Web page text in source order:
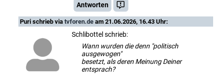
Antworten
Puri schrieb via tvforen.de am 21.06.2026, 16.43 Uhr:
Schlibottel schrieb:
Wann wurden die denn "politisch
ausgewogen"
besetzt, als deren Meinung Deiner
entsprach?